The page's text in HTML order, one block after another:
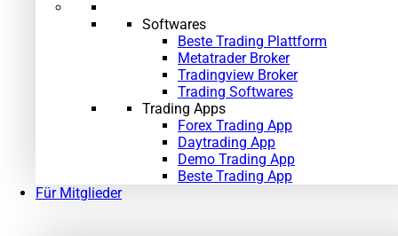
Softwares
Beste Trading Plattform
Metatrader Broker
Tradingview Broker
Trading Softwares
Trading Apps
Forex Trading App
Daytrading App
Demo Trading App
Beste Trading App
Für Mitglieder